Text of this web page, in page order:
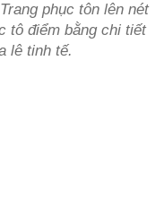
phục tôn lên nét
tô điểm bằng chi tiết
lê tinh tế.